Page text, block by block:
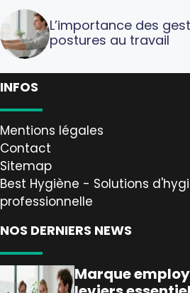
L’importance des
postures au travail
INFOS
Mentions légales
Contact
Sitemap
Best Hygiène - Solutions
professionnelle
NOS DERNIERS NEWS
Marque